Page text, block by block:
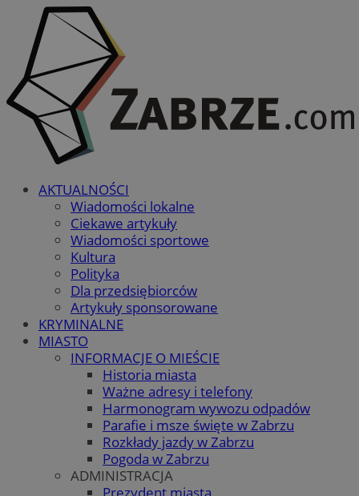
AKTUALNOŚCI
Wiadomości lokalne
Ciekawe artykuły
Wiadomości sportowe
Kultura
Polityka
Dla przedsiębiorców
Artykuły sponsorowane
KRYMINALNE
MIASTO
INFORMACJE O MIEŚCIE
Historia miasta
Ważne adresy i telefony
Harmonogram wywozu odpadów
Parafie i msze święte w Zabrzu
Rozkłady jazdy w Zabrzu
Pogoda w Zabrzu
ADMINISTRACJA